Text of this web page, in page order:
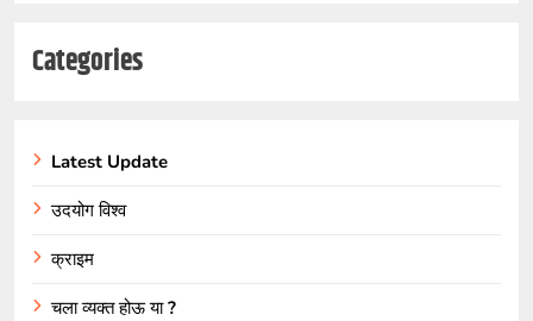
Categories
Latest Update
उदयोग विश्व
क्राइम
चला व्यक्त होऊ या ?